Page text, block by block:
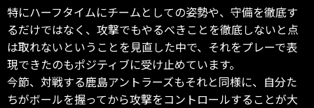
特にハーフタイムにチームとしての姿勢や、守備を徹底す
るだけではなく、攻撃でもやるべきことを徹底しないと点
は取れないということを見直した中で、それをプレーで表
現できたのもポジティブに受け止めています。
今節、対戦する鹿島アントラーズもそれと同様に、自分た
ちがボールを握ってから攻撃をコントロールすることが大